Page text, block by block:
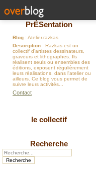
PrÉSentation
Blog : Atelier.razkas
Description : Razkas est un
collectif d'artistes dessinateurs,
graveurs et lithographes. Ils
réalisent seuls ou ensembles des
éditions, exposent régulièrement
leurs réalisations, dans l'atelier ou
ailleurs. Ce blog vous permet de
suivre leurs activités...
Contact
le collectif
Recherche